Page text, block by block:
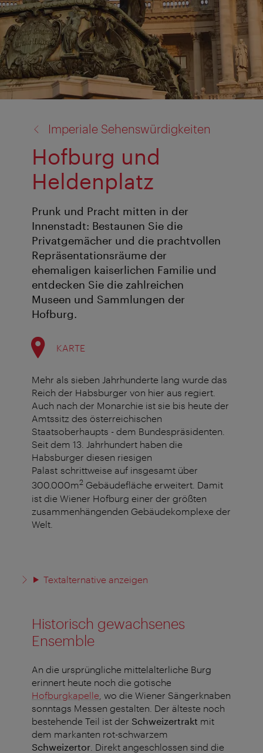
Imperiale Sehenswürdigkeiten
Hofburg und
Heldenplatz
Prunk und Pracht mitten in der
Innenstadt: Bestaunen Sie die
Privatgemächer und die prachtvollen
Repräsentationsräume der
ehemaligen kaiserlichen Familie und
entdecken Sie die zahlreichen
Museen und Sammlungen der
Hofburg.
KARTE
Mehr als sieben Jahrhunderte lang wurde das
Reich der Habsburger von hier aus regiert.
Auch nach der Monarchie ist sie bis heute der
Amtssitz des österreichischen
Staatsoberhaupts - dem Bundespräsidenten.
Seit dem 13. Jahrhundert haben die
Habsburger diesen riesigen
Palast schrittweise auf insgesamt über
300.000m2 Gebäudefläche erweitert. Damit
ist die Wiener Hofburg einer der größten
zusammenhängenden Gebäudekomplexe der
Welt.
Textalternative anzeigen
Historisch gewachsenes
Ensemble
An die ursprüngliche mittelalterliche Burg
erinnert heute noch die gotische
Hofburgkapelle , wo die Wiener Sängerknaben
sonntags Messen gestalten. Der älteste noch
bestehende Teil ist der Schweizertrakt mit
dem markanten rot-schwarzem
Schweizertor . Direkt angeschlossen sind die